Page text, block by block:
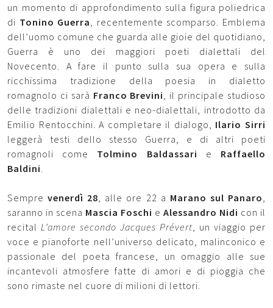
un momento di approfondimento sulla figura poliedrica
di Tonino Guerra, recentemente scomparso. Emblema
dell’uomo comune che guarda alle gioie del quotidiano,
Guerra è uno dei maggiori poeti dialettali del
Novecento. A fare il punto sulla sua opera e sulla
ricchissima tradizione della poesia in dialetto
romagnolo ci sarà Franco Brevini, il principale studioso
delle tradizioni dialettali e neo-dialettali, introdotto da
Emilio Rentocchini. A completare il dialogo, Ilario Sirri
leggerà testi dello stesso Guerra, e di altri poeti
romagnoli come Tolmino Baldassari e Raffaello
Baldini.
Semprevenerdì 28, alle ore 22 a Marano sul Panaro,
saranno in scena Mascia Foschi e Alessandro Nidi con il
recital L’amore secondo Jacques Prévert, un viaggio per
voce e pianoforte nell’universo delicato, malinconico e
passionale del poeta francese, un omaggio alle sue
incantevoli atmosfere fatte di amori e di pioggia che
sono rimaste nel cuore di milioni di lettori.